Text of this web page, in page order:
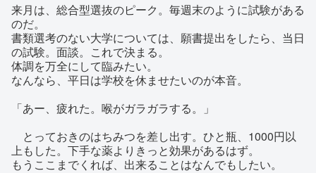
来月は、総合型選抜のピーク。毎週末のように試験がある
のだ。
書類選考のない大学については、願書提出をしたら、当日
の試験。面談。これで決まる。
体調を万全にして臨みたい。
なんなら、平日は学校を休ませたいのが本音。
「あー、疲れた。喉がガラガラする。」
とっておきのはちみつを差し出す。ひと瓶、1000円以
上もした。下手な薬よりきっと効果があるはず。
もうここまでくれば、出来ることはなんでもしたい。